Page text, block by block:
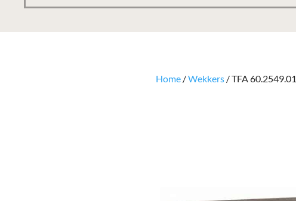
Home /Wekkers / TFA 60.2549.01